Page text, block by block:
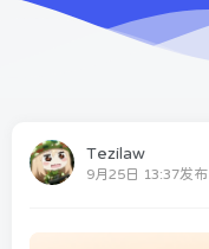
Tezilaw
9月25日 13:37发布